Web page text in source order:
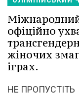
офіційно
жіночих
іграх.
НЕ ПРОПУСТІТЬ